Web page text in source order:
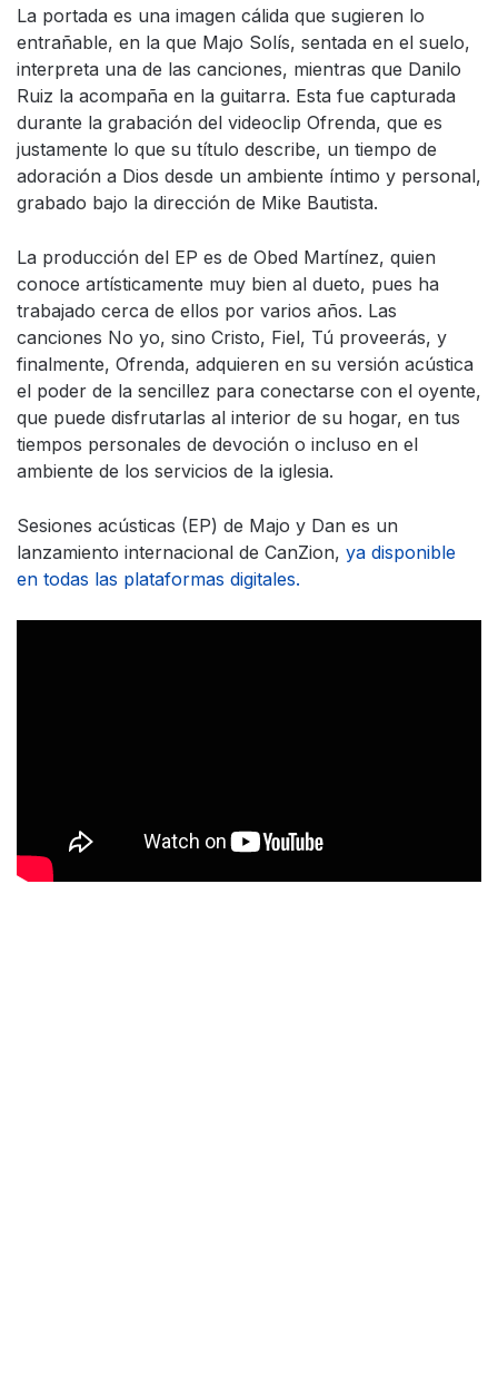
La portada es una imagen cálida que sugieren lo
entrañable, en la que Majo Solís, sentada en el suelo,
interpreta una de las canciones, mientras que Danilo
Ruiz la acompaña en la guitarra. Esta fue capturada
durante la grabación del videoclip Ofrenda, que es
justamente lo que su título describe, un tiempo de
adoración a Dios desde un ambiente íntimo y personal,
grabado bajo la dirección de Mike Bautista.
La producción del EP es de Obed Martínez, quien
conoce artísticamente muy bien al dueto, pues ha
trabajado cerca de ellos por varios años. Las
canciones No yo, sino Cristo, Fiel, Tú proveerás, y
finalmente, Ofrenda, adquieren en su versión acústica
el poder de la sencillez para conectarse con el oyente,
que puede disfrutarlas al interior de su hogar, en tus
tiempos personales de devoción o incluso en el
ambiente de los servicios de la iglesia.
Sesiones acústicas (EP) de Majo y Dan es un
lanzamiento internacional de CanZion, ya disponible
en todas las plataformas digitales.